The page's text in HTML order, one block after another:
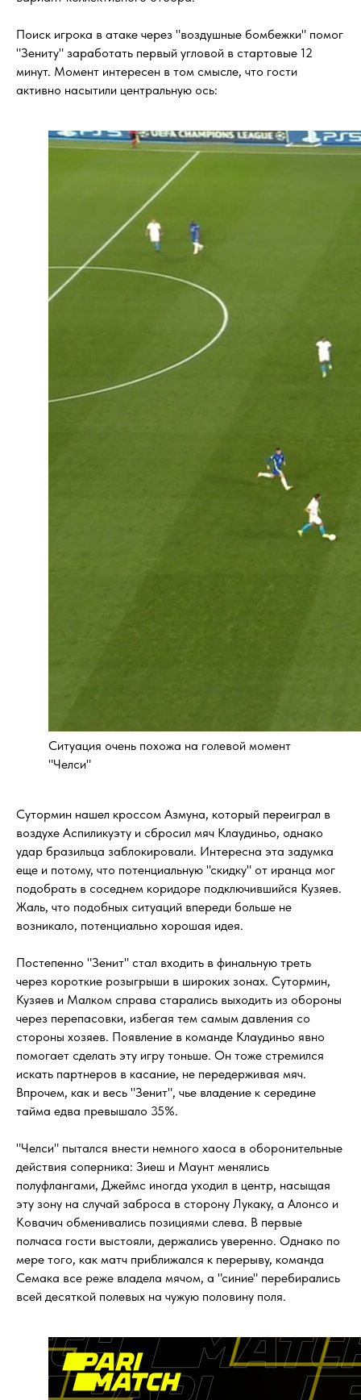
Поиск игрока в атаке через "воздушные бомбежки" помог
"Зениту" заработать первый угловой в стартовые 12
минут. Момент интересен в том смысле, что гости
активно насытили центральную ось:
Ситуация очень похожа на голевой момент
"Челси"
Сутормин нашел кроссом Азмуна, который переиграл в
воздухе Аспиликуэту и сбросил мяч Клаудиньо, однако
удар бразильца заблокировали. Интересна эта задумка
еще и потому, что потенциальную "скидку" от иранца мог
подобрать в соседнем коридоре подключившийся Кузяев.
Жаль, что подобных ситуаций впереди больше не
возникало, потенциально хорошая идея.
Постепенно "Зенит" стал входить в финальную треть
через короткие розыгрыши в широких зонах. Сутормин,
Кузяев и Малком справа старались выходить из обороны
через перепасовки, избегая тем самым давления со
стороны хозяев. Появление в команде Клаудиньо явно
помогает сделать эту игру тоньше. Он тоже стремился
искать партнеров в касание, не передерживая мяч.
Впрочем, как и весь "Зенит", чье владение к середине
тайма едва превышало 35%.
"Челси" пытался внести немного хаоса в оборонительные
действия соперника: Зиеш и Маунт менялись
полуфлангами, Джеймс иногда уходил в центр, насыщая
эту зону на случай заброса в сторону Лукаку, а Алонсо и
Ковачич обменивались позициями слева. В первые
полчаса гости выстояли, держались уверенно. Однако по
мере того, как матч приближался к перерыву, команда
Семака все реже владела мячом, а "синие" перебирались
всей десяткой полевых на чужую половину поля.